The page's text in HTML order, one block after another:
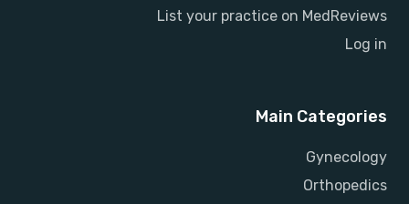
List your practice on MedReviews
Log in
Main Categories
Gynecology
Orthopedics